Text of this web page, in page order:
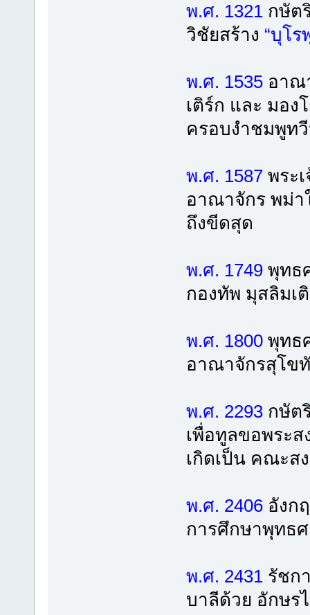
พ.ศ. 1321กษัต
วิชัยสร้าง “บุโร
พ.ศ. 1535อาณ
เติร์ก และ มอ
ครอบงำชมพูท
พ.ศ. 1587พระเ
อาณาจักร พม่า
ถึงขีดสุด
พ.ศ. 1749พุทธ
กองทัพ มุสลิมเ
พ.ศ. 1800พุทธศ
อาณาจักรสุโข
พ.ศ. 2293กษัต
เพื่อทูลขอพระ
เกิดเป็น คณะส
พ.ศ. 2406อังก
การศึกษาพุทธ
พ.ศ. 2431รัชก
บาลีด้วย อักษร